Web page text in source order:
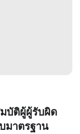
บัติผู้ผู้รับผิด
มาตรฐาน